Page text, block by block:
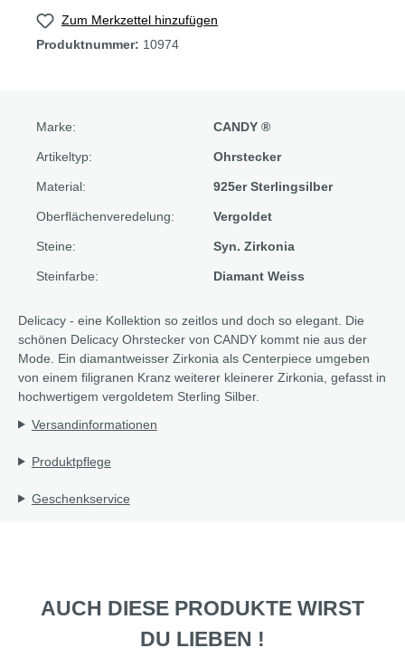
Zum Merkzettel hinzufügen
Produktnummer: 10974
Marke: CANDY ®
Artikeltyp: Ohrstecker
Material: 925er Sterlingsilber
Oberflächenveredelung: Vergoldet
Steine: Syn. Zirkonia
Steinfarbe: Diamant Weiss
Delicacy - eine Kollektion so zeitlos und doch so elegant. Die
schönen Delicacy Ohrstecker von CANDY kommt nie aus der
Mode. Ein diamantweisser Zirkonia als Centerpiece umgeben
von einem filigranen Kranz weiterer kleinerer Zirkonia, gefasst in
hochwertigem vergoldetem Sterling Silber.
Versandinformationen
Produktpflege
Geschenkservice
AUCH DIESE PRODUKTE WIRST
DU LIEBEN !